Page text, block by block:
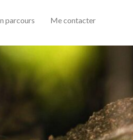
parcours Me contacter